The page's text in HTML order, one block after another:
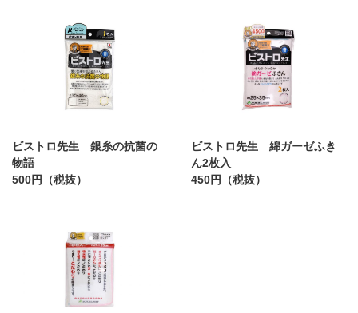
ビストロ先生 銀糸の抗菌の
物語
500円（税抜）
ビストロ先生 綿ガーゼふき
ん2枚入
450円（税抜）